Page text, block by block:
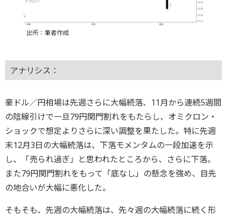
出所：筆者作成
アナリシス：
豪ドル／円相場は先週さらに大幅続落、11月から連続5週間
の陰線引けで一旦79円関門割れをもたらし、オミクロン・
ショックで想定よりさらに深い調整を果たした。特に先週
末12月3日の大幅続落は、下落モメンタムの一段加速を示
し、「売られ過ぎ」と思われたところから、さらに下落。
また79円関門割れをもって「底なし」の懸念を強め、目先
の地合いが大幅に悪化した。
そもそも、先週の大幅続落は、先々週の大幅続落に続く形